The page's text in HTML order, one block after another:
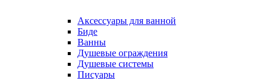
Аксессуары для ванной
Биде
Ванны
Душевые ограждения
Душевые системы
Писуары